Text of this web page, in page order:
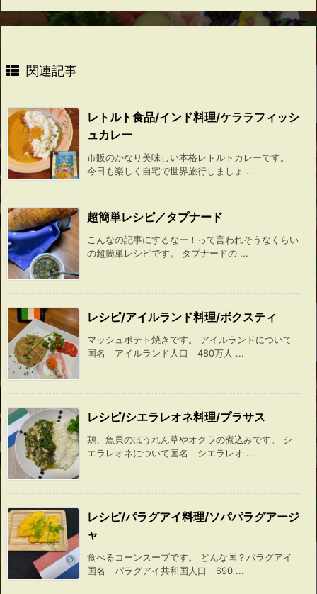
関連記事
レトルト食品/インド料理/ケララフィッシ
ュカレー
市販のかなり美味しい本格レトルトカレーです。
今日も楽しく自宅で世界旅行しましょ ...
超簡単レシピ／タプナード
こんなの記事にするなー！って言われそうなくらい
の超簡単レシピです。 タプナードの ...
レシピ/アイルランド料理/ボクスティ
マッシュポテト焼きです。 アイルランドについて
国名 アイルランド人口 480万人 ...
レシピ/シエラレオネ料理/プラサス
鶏、魚貝のほうれん草やオクラの煮込みです。 シ
エラレオネについて国名 シエラレオ ...
レシピ/パラグアイ料理/ソパパラグアージ
ャ
食べるコーンスープです。 どんな国？パラグアイ
国名 パラグアイ共和国人口 690 ...